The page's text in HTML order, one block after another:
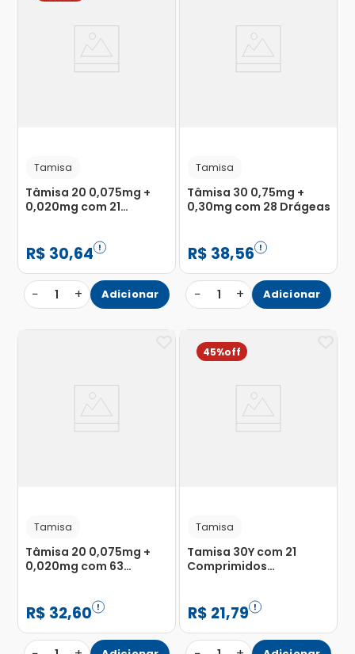
Tamisa
Tâmisa 20 0,075mg +
0,020mg com 21
R$ 30,64
− 1 + Adicionar
Tamisa
Tâmisa 30 0,75mg +
0,30mg com 28 Drágeas
R$ 38,56
− 1 + Adicionar
Tamisa
Tâmisa 20 0,075mg +
0,020mg com 63
R$ 32,60
45%
Tamisa
Tamisa 30Y com 21
Comprimidos
R$ 21,79